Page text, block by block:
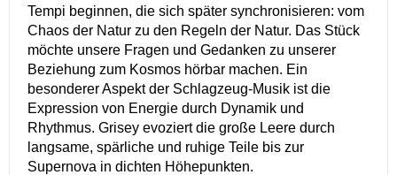
Tempi beginnen, die sich später synchronisieren: vom
Chaos der Natur zu den Regeln der Natur. Das Stück
möchte unsere Fragen und Gedanken zu unserer
Beziehung zum Kosmos hörbar machen. Ein
besonderer Aspekt der Schlagzeug-Musik ist die
Expression von Energie durch Dynamik und
Rhythmus. Grisey evoziert die große Leere durch
langsame, spärliche und ruhige Teile bis zur
Supernova in dichten Höhepunkten.